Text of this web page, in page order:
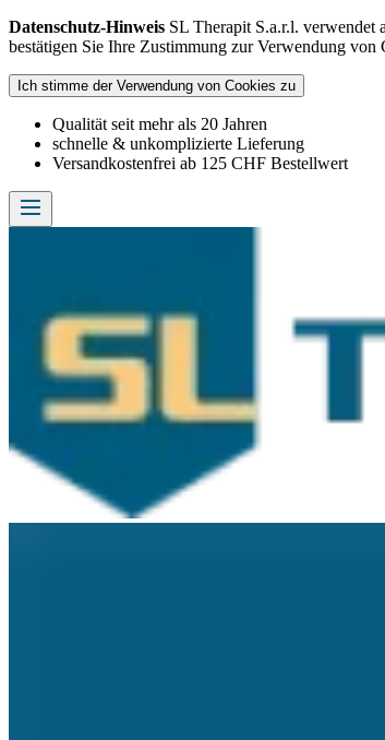
Datenschutz-Hinweis SL Therapit S.a.r.l. verwendet
bestätigen Sie Ihre Zustimmung zur Verwendung
Ich stimme der Verwendung von Cookies zu
Qualität seit mehr als 20 Jahren
schnelle & unkomplizierte Lieferung
Versandkostenfrei ab 125 CHF Bestellwert